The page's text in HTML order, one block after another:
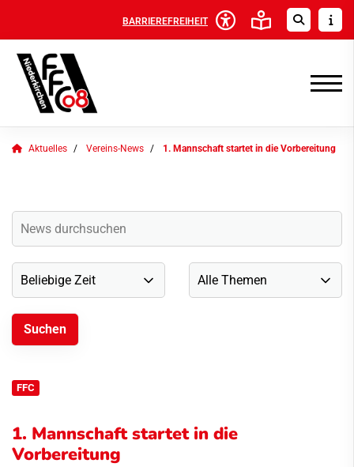
BARRIEREFREIHEIT
Aktuelles Vereins-News 1. Mannschaft startet in die Vorbereitung
FFC
1. Mannschaft startet in die
Vorbereitung